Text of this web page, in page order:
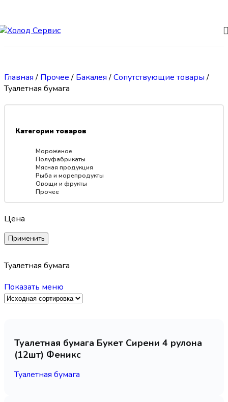
Главная/ Прочее/ Бакалея/Сопутствующие товары/
Туалетная бумага
Категории товаров
Мороженое
Полуфабрикаты
Мясная продукция
Рыба и морепродукты
Овощи и фрукты
Прочее
Цена
Применить
Туалетная бумага
Показать меню
Туалетная бумага Букет Сирени 4 рулона
(12шт) Феникс
Туалетная бумага